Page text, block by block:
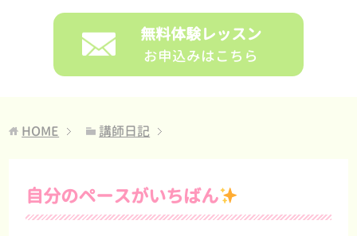
無料体験レッスン
お申込みはこちら
HOME 講師日記
自分のペースがいちばん